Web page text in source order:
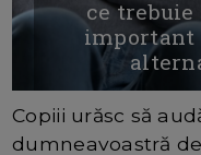
ce trebuie
important
Copiii urăsc să
dumneavoastră